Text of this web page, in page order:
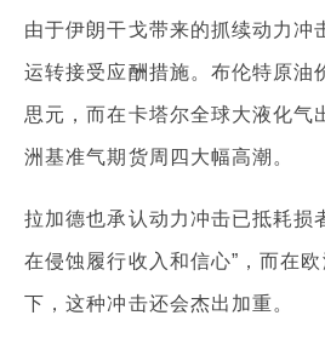
由于伊朗干戈带来的抓续动力冲
运转接受应酬措施。布伦特原油
思元，而在卡塔尔全球大液化气
洲基准气期货周四大幅高潮。
拉加德也承认动力冲击已抵耗损
在侵蚀履行收入和信心”，而在
下，这种冲击还会杰出加重。